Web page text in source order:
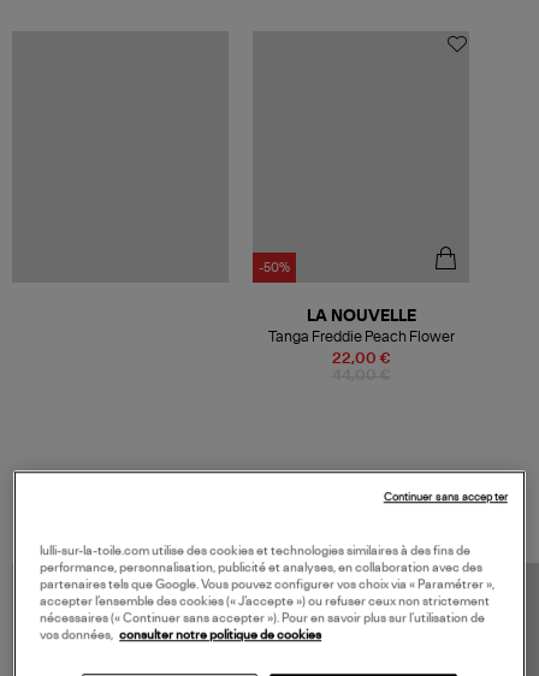
-50%
22,00 €
LA NOUVELLE
Tanga Freddie Peach Flower
lulli-sur-la-toile.com utilise des cookies et technologies similaires à des fins de
performance, personnalisation, publicité et analyses, en collaboration avec des
partenaires tels que Google. Vous pouvez configurer vos choix via « Paramétrer »,
accepter l’ensemble des cookies (« J’accepte ») ou refuser ceux non strictement
nécessaires (« Continuer sans accepter »). Pour en savoir plus sur l’utilisation de
vos données, consulter notre politique de cookies
Continuer sans accepter